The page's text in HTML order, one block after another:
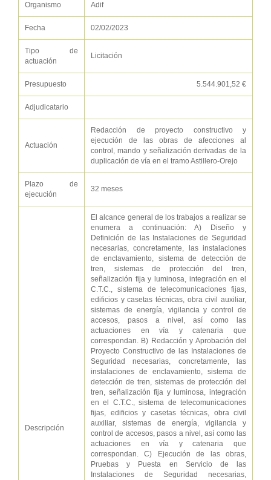
Organismo Adif
Fecha 02/02/2023
Tipo de
actuación
Licitación
Presupuesto 5.544.901,52 €
Adjudicatario
Actuación
Redacción de proyecto constructivo y
ejecución de las obras de afecciones al
control, mando y señalización derivadas de la
duplicación de vía en el tramo Astillero-Orejo
Plazo de
ejecución
32 meses
Descripción
El alcance general de los trabajos a realizar se
enumera a continuación: A) Diseño y
Definición de las Instalaciones de Seguridad
necesarias, concretamente, las instalaciones
de enclavamiento, sistema de detección de
tren, sistemas de protección del tren,
señalización fija y luminosa, integración en el
C.T.C., sistema de telecomunicaciones fijas,
edificios y casetas técnicas, obra civil auxiliar,
sistemas de energía, vigilancia y control de
accesos, pasos a nivel, así como las
actuaciones en vía y catenaria que
correspondan. B) Redacción y Aprobación del
Proyecto Constructivo de las Instalaciones de
Seguridad necesarias, concretamente, las
instalaciones de enclavamiento, sistema de
detección de tren, sistemas de protección del
tren, señalización fija y luminosa, integración
en el C.T.C., sistema de telecomunicaciones
fijas, edificios y casetas técnicas, obra civil
auxiliar, sistemas de energía, vigilancia y
control de accesos, pasos a nivel, así como las
actuaciones en vía y catenaria que
correspondan. C) Ejecución de las obras,
Pruebas y Puesta en Servicio de las
Instalaciones de Seguridad necesarias,